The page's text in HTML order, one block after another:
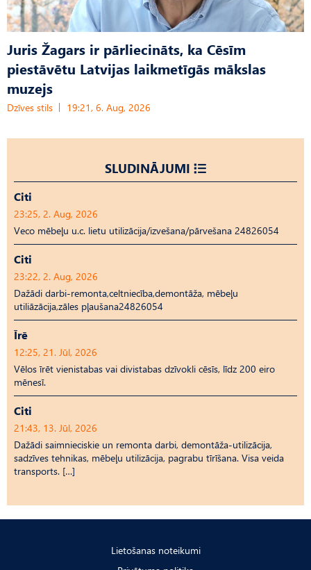
Juris Žagars ir pārliecināts, ka Cēsīm
piestāvētu Latvijas laikmetīgās mākslas
muzejs
Dzīves stils 19:21, 6. Aug, 2026
SLUDINĀJUMI
Citi
23:25, 2. Aug, 2026
Veco mēbeļu u.c. lietu utilizācija/izvešana/pārvešana 24826054
Citi
23:22, 2. Aug, 2026
Dažādi darbi-remonta,celtniecība,demontāža, mēbeļu
utiliāzācija,zāles pļaušana24826054
Īrē
12:25, 21. Jūl, 2026
Vēlos īrēt vienistabas vai divistabas dzīvokli cēsīs, līdz 200 eiro
mēnesī.
Citi
21:43, 13. Jūl, 2026
Dažādi saimnieciskie un remonta darbi, demontāža-utilizācija,
sadzīves tehnikas, mēbeļu utilizācija, pagrabu tīrīšana. Visa veida
transports. […]
Lietošanas noteikumi